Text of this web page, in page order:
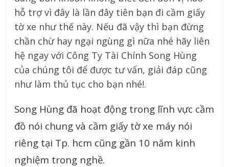
hỗ trợ vì đây là lần đây tiên bạn đi cầm giấy
tờ xe như thế này. Nếu đã vậy thì bạn đừng
chần chừ hay ngại ngùng gì nữa nhé hãy liên
hệ ngay với Công Ty Tài Chính Song Hùng
của chúng tôi để được tư vấn, giải đáp cũng
như làm thủ tục cho bạn nhé!.
Song Hùng đã hoạt động trong lĩnh vực cầm
đồ nói chung và cầm giấy tờ xe máy nói
riêng tại Tp. hcm cũng gần 10 năm kinh
nghiệm trong nghề.